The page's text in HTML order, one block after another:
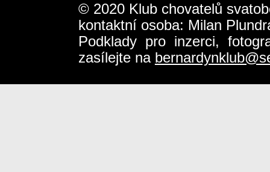
© 2020 Klub chovatelů
kontaktní osoba: Milan
Podklady pro inzerci,
zasílejte na